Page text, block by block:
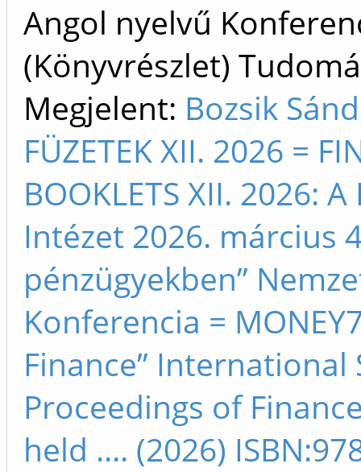
Angol nyelvű
(Könyvrészlet)
Megjelent: Bozsik
FÜZETEK XII. 2026 =
BOOKLETS XII. 2026:
Intézet 2026. március
pénzügyekben”
Konferencia =
Finance”
Proceedings of
held .... (2026)